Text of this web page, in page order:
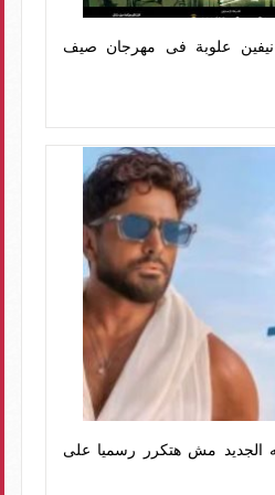
نيفين علوبة فى مهرجان صيف
الجديد مش هتكرر رسميا على